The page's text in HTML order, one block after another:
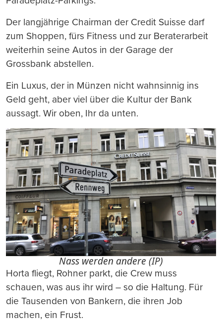
Der langjährige Chairman der Credit Suisse darf
zum Shoppen, fürs Fitness und zur Beraterarbeit
weiterhin seine Autos in der Garage der
Grossbank abstellen.
Ein Luxus, der in Münzen nicht wahnsinnig ins
Geld geht, aber viel über die Kultur der Bank
aussagt. Wir oben, Ihr da unten.
Nass werden andere (IP)
Horta fliegt, Rohner parkt, die Crew muss
schauen, was aus ihr wird – so die Haltung. Für
die Tausenden von Bankern, die ihren Job
machen, ein Frust.